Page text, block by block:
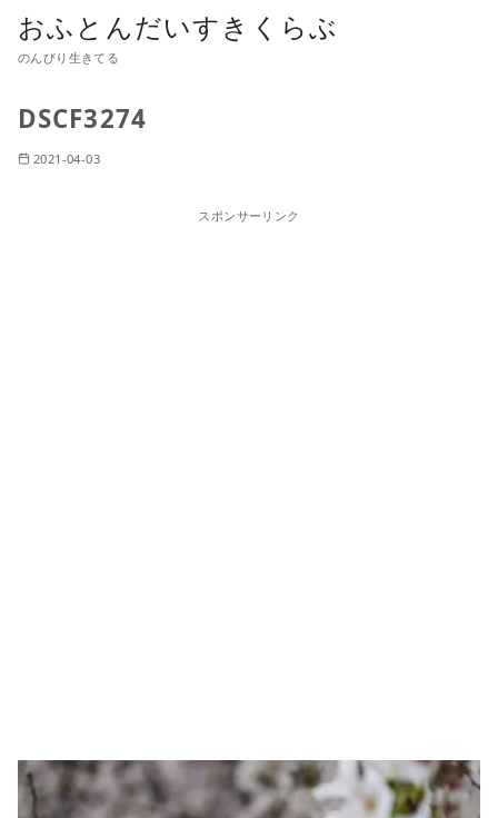
おふとんだいすきくらぶ
のんびり生きてる
DSCF3274
2021-04-03
スポンサーリンク